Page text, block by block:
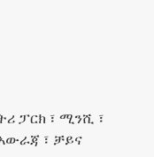
ፓርክ ፣ ሚንሺ ፣
አውራጃ ፣ ቻይና